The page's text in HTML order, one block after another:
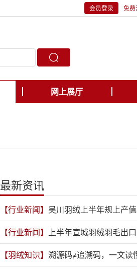
会员登录 免费
网上展厅
最新资讯
【行业新闻】 吴川羽绒上半年规上产
元，同比增长19.3%
【行业新闻】 上半年宣城羽绒羽毛出
长41.9%
【羽绒知识】 溯源码≠追溯码，一文读